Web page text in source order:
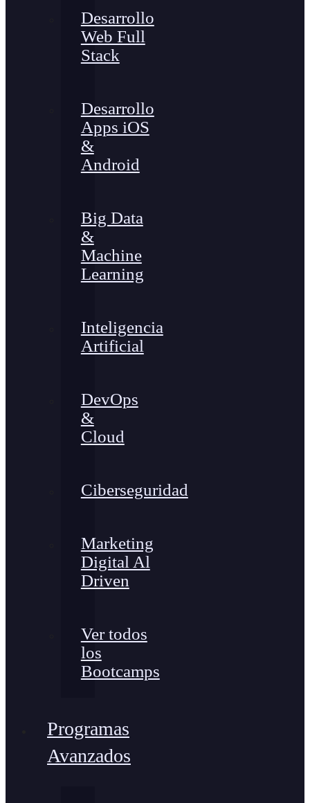
Desarrollo
Web Full
Stack
Desarrollo
Apps iOS
&
Android
Big Data
&
Machine
Learning
Inteligencia
Artificial
DevOps
&
Cloud
Ciberseguridad
Marketing
Digital Al
Driven
Ver todos
los
Bootcamps
Programas
Avanzados